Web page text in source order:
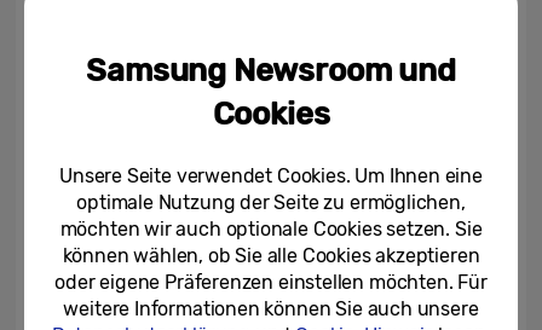
Dots, die von der Hintergrundbeleuchtung
angestrahlt werden, diese intensivieren und
erzeugen. Diese Spitzenhelligkeit konnte
Samsung Jahr für Jahr im Vergleich zum
jeweiligen Vorgängermodell steigern. Lag
sie zunächst bei 1.000 Nits, erreicht das
heutige Referenzmodell Q90R bis zu 2.000
Samsung Newsroom und
Cookies
Unsere Seite verwendet Cookies. Um Ihnen eine
optimale Nutzung der Seite zu ermöglichen,
möchten wir auch optionale Cookies setzen. Sie
können wählen, ob Sie alle Cookies akzeptieren
oder eigene Präferenzen einstellen möchten. Für
weitere Informationen können Sie auch unsere